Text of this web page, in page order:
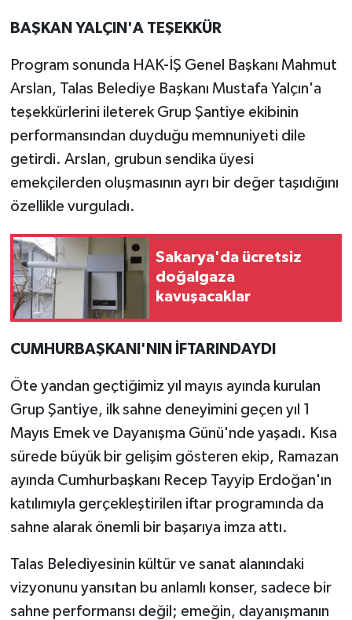
BAŞKAN YALÇIN'A TEŞEKKÜR
Program sonunda HAK-İŞ Genel Başkanı Mahmut
Arslan, Talas Belediye Başkanı Mustafa Yalçın'a
teşekkürlerini ileterek Grup Şantiye ekibinin
performansından duyduğu memnuniyeti dile
getirdi. Arslan, grubun sendika üyesi
emekçilerden oluşmasının ayrı bir değer taşıdığını
özellikle vurguladı.
Sakarya'da ücretsiz
doğalgaza
kavuşacaklar
CUMHURBAŞKANI'NIN İFTARINDAYDI
Öte yandan geçtiğimiz yıl mayıs ayında kurulan
Grup Şantiye, ilk sahne deneyimini geçen yıl 1
Mayıs Emek ve Dayanışma Günü'nde yaşadı. Kısa
sürede büyük bir gelişim gösteren ekip, Ramazan
ayında Cumhurbaşkanı Recep Tayyip Erdoğan'ın
katılımıyla gerçekleştirilen iftar programında da
sahne alarak önemli bir başarıya imza attı.
Talas Belediyesinin kültür ve sanat alanındaki
vizyonunu yansıtan bu anlamlı konser, sadece bir
sahne performansı değil; emeğin, dayanışmanın